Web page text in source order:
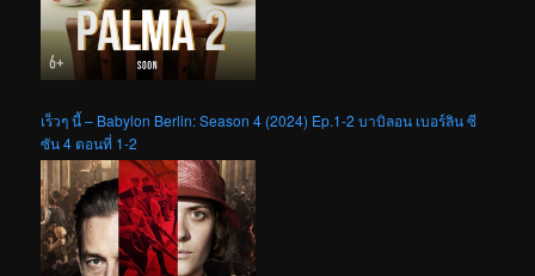
เร็วๆ นี้ – Babylon Berlin: Season 4 (2024) Ep.1-2 บาบิลอน เบอร์ลิน ซี
ซัน 4 ตอนที่ 1-2